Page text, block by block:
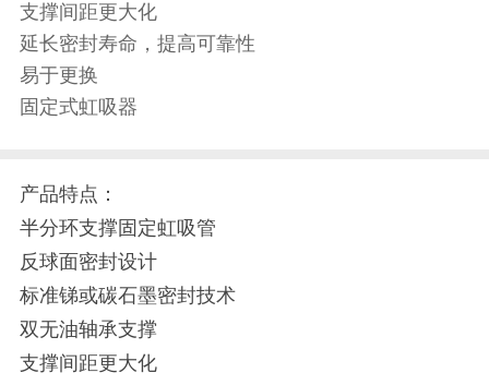
支撑间距更大化
延长密封寿命，提高可靠性
易于更换
固定式虹吸器
产品特点：
半分环支撑固定虹吸管
反球面密封设计
标准锑或碳石墨密封技术
双无油轴承支撑
支撑间距更大化